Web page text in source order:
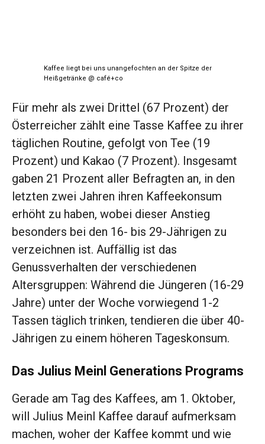
Kaffee liegt bei uns unangefochten an der Spitze der
Heißgetränke @ café+co
Für mehr als zwei Drittel (67 Prozent) der
Österreicher zählt eine Tasse Kaffee zu ihrer
täglichen Routine, gefolgt von Tee (19
Prozent) und Kakao (7 Prozent). Insgesamt
gaben 21 Prozent aller Befragten an, in den
letzten zwei Jahren ihren Kaffeekonsum
erhöht zu haben, wobei dieser Anstieg
besonders bei den 16- bis 29-Jährigen zu
verzeichnen ist. Auffällig ist das
Genussverhalten der verschiedenen
Altersgruppen: Während die Jüngeren (16-29
Jahre) unter der Woche vorwiegend 1-2
Tassen täglich trinken, tendieren die über 40-
Jährigen zu einem höheren Tageskonsum.
Das Julius Meinl Generations Programs
Gerade am Tag des Kaffees, am 1. Oktober,
will Julius Meinl Kaffee darauf aufmerksam
machen, woher der Kaffee kommt und wie